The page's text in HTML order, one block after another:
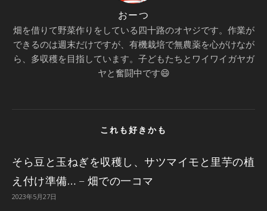
おーつ
畑を借りて野菜作りをしている四十路のオヤジです。作業が
できるのは週末だけですが、有機栽培で無農薬を心がけなが
ら、多収穫を目指しています。子どもたちとワイワイガヤガ
ヤと奮闘中です😄
これも好きかも
そら豆と玉ねぎを収穫し、サツマイモと里芋の植
え付け準備… – 畑での一コマ
2023年5月27日